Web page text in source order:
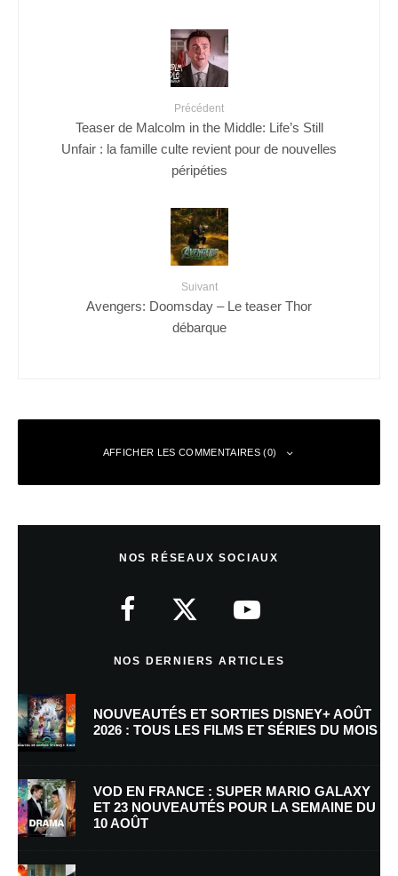
Précédent
Teaser de Malcolm in the Middle: Life’s Still
Unfair : la famille culte revient pour de nouvelles
péripéties
Suivant
Avengers: Doomsday – Le teaser Thor
débarque
AFFICHER LES COMMENTAIRES (0)
Nom*
NOS RÉSEAUX SOCIAUX
NOS DERNIERS ARTICLES
NOUVEAUTÉS ET SORTIES DISNEY+ AOÛT
2026 : TOUS LES FILMS ET SÉRIES DU MOIS
VOD EN FRANCE : SUPER MARIO GALAXY
ET 23 NOUVEAUTÉS POUR LA SEMAINE DU
10 AOÛT